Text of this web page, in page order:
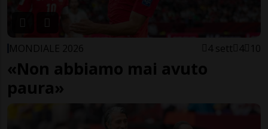
MONDIALE 2026 4 sett 4 10
«Non abbiamo mai avuto
paura»